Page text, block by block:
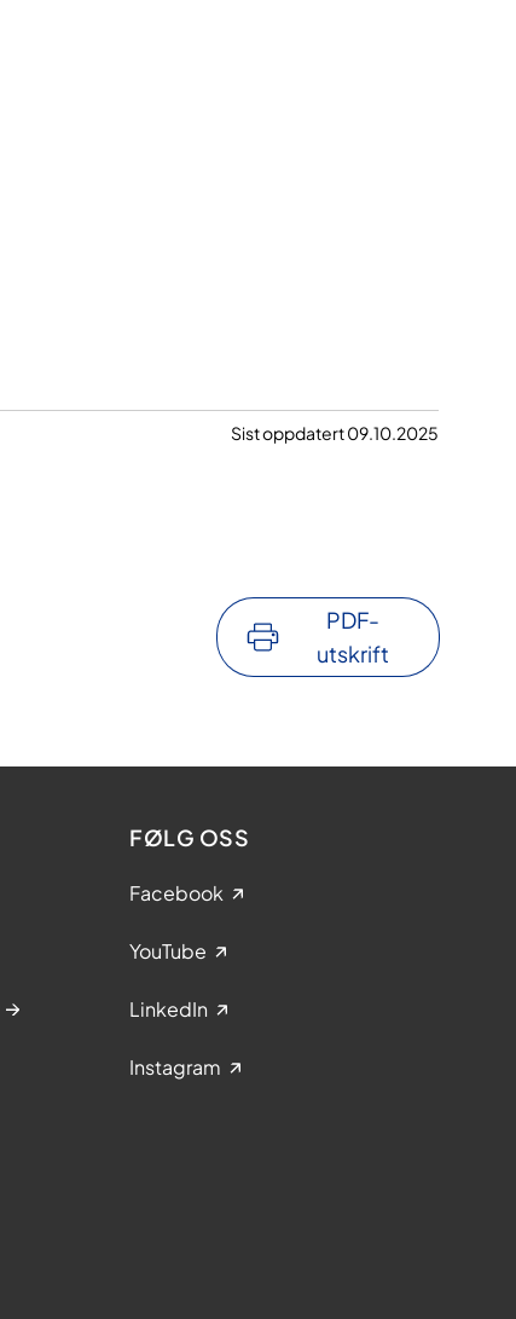
Sist oppdatert 09.10.2025
PDF-
utskrift
FØLG OSS
Facebook
YouTube
LinkedIn
Instagram